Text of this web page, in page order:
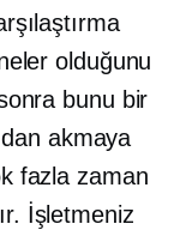
olduğunu
bunu bir
akmaya
fazla zaman
İşletmeniz